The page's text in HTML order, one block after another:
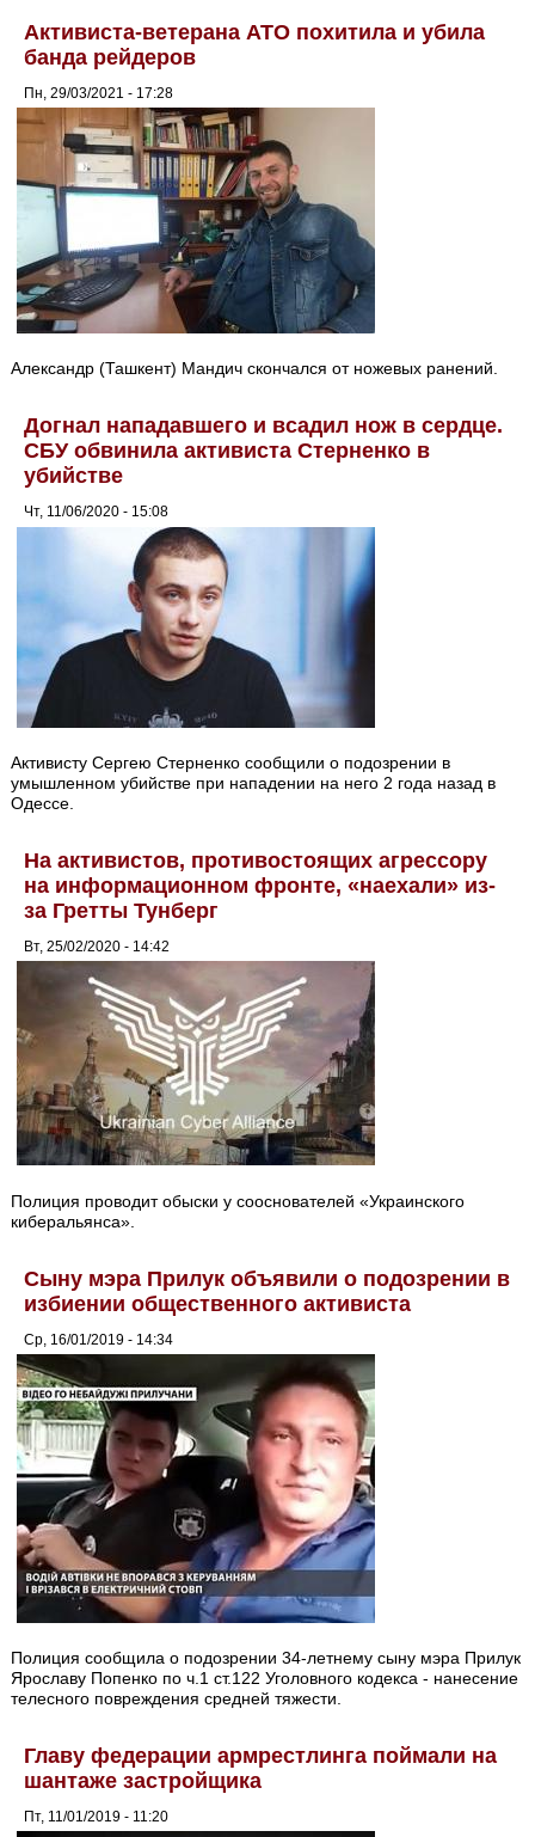
Активиста-ветерана АТО похитила и убила
банда рейдеров
Пн, 29/03/2021 - 17:28
Александр (Ташкент) Мандич скончался от ножевых ранений.
Догнал нападавшего и всадил нож в сердце.
СБУ обвинила активиста Стерненко в
убийстве
Чт, 11/06/2020 - 15:08
Активисту Сергею Стерненко сообщили о подозрении в
умышленном убийстве при нападении на него 2 года назад в
Одессе.
На активистов, противостоящих агрессору
на информационном фронте, «наехали» из-
за Гретты Тунберг
Вт, 25/02/2020 - 14:42
Полиция проводит обыски у сооснователей «Украинского
киберальянса».
Сыну мэра Прилук объявили о подозрении в
избиении общественного активиста
Ср, 16/01/2019 - 14:34
Полиция сообщила о подозрении 34-летнему сыну мэра Прилук
Ярославу Попенко по ч.1 ст.122 Уголовного кодекса - нанесение
телесного повреждения средней тяжести.
Главу федерации армрестлинга поймали на
шантаже застройщика
Пт, 11/01/2019 - 11:20